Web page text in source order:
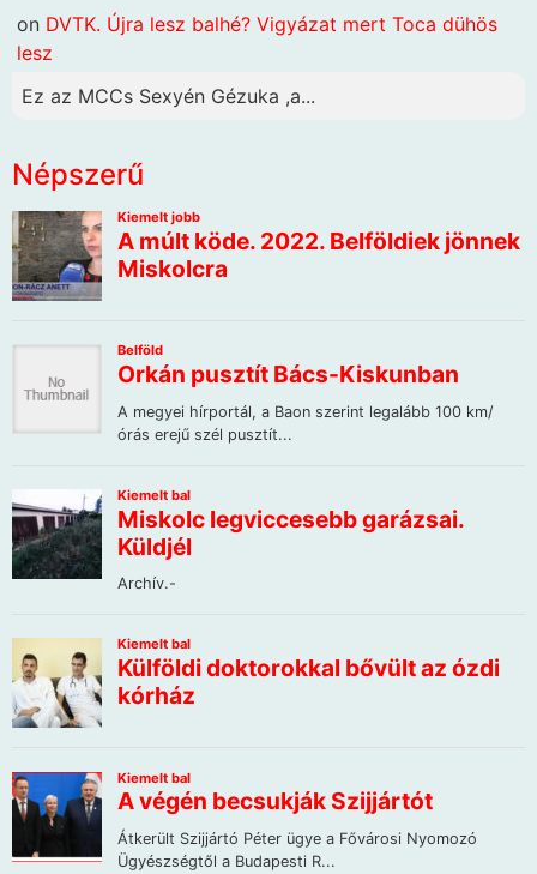
on DVTK. Újra lesz balhé? Vigyázat mert Toca dühös
lesz
Ez az MCCs Sexyén Gézuka ,a...
Népszerű